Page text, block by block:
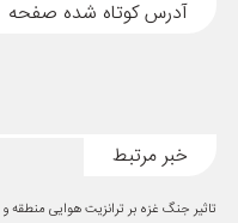
آدرس کوتاه شده صفحه
خبر مرتبط
تاثیر جنگ غزه بر ترانزیت هوایی منطقه